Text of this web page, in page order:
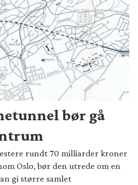
bør gå
rundt 70 milliarder kroner
Oslo, bør den utrede om en
gi større samlet